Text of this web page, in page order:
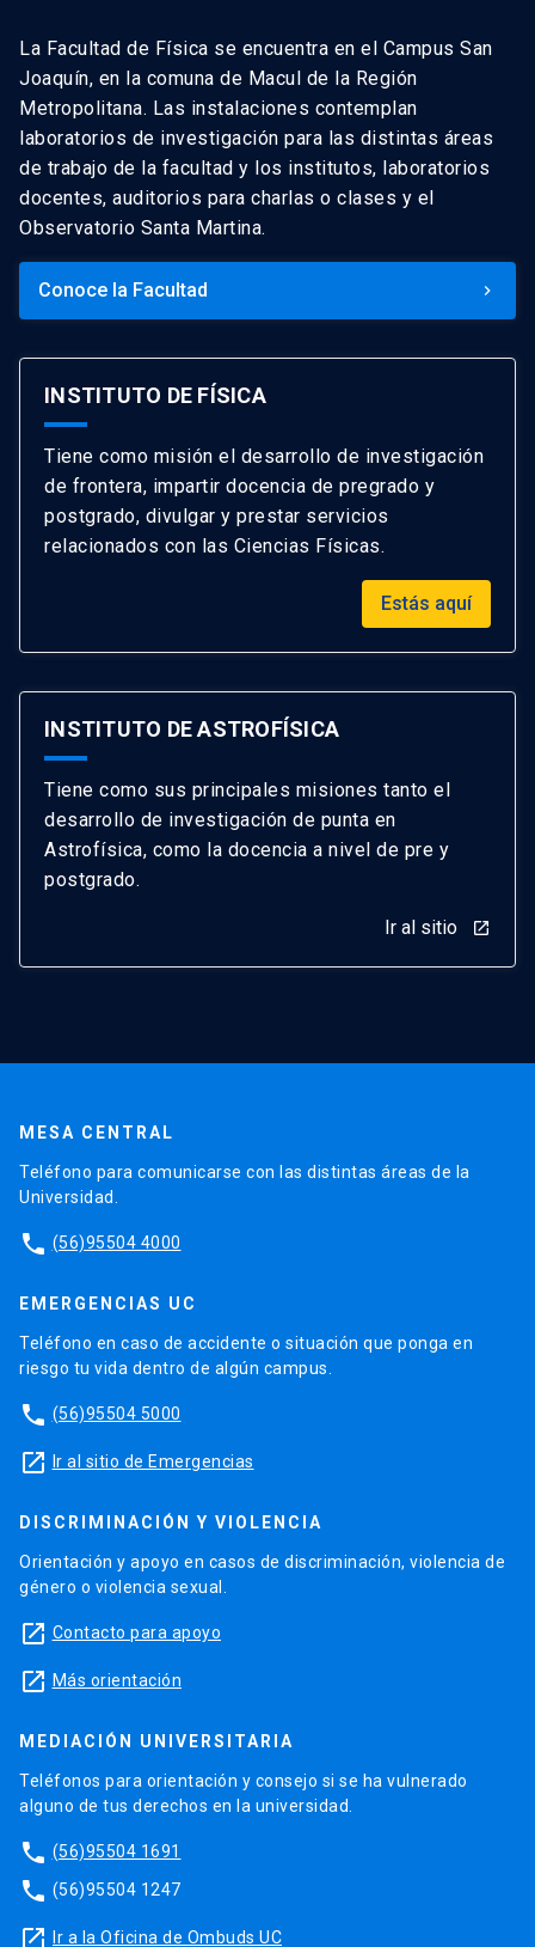
La Facultad de Física se encuentra en el Campus San
Joaquín, en la comuna de Macul de la Región
Metropolitana. Las instalaciones contemplan
laboratorios de investigación para las distintas áreas
de trabajo de la facultad y los institutos, laboratorios
docentes, auditorios para charlas o clases y el
Observatorio Santa Martina.
Conoce la Facultad keyboard_arrow_right
INSTITUTO DE FÍSICA
Tiene como misión el desarrollo de investigación
de frontera, impartir docencia de pregrado y
postgrado, divulgar y prestar servicios
relacionados con las Ciencias Físicas.
Estás aquí
INSTITUTO DE ASTROFÍSICA
Tiene como sus principales misiones tanto el
desarrollo de investigación de punta en
Astrofísica, como la docencia a nivel de pre y
postgrado.
Ir al sitio launch
MESA CENTRAL
Teléfono para comunicarse con las distintas áreas de la
Universidad.
phone (56)95504 4000
EMERGENCIAS UC
Teléfono en caso de accidente o situación que ponga en
riesgo tu vida dentro de algún campus.
phone (56)95504 5000
launch Ir al sitio de Emergencias
DISCRIMINACIÓN Y VIOLENCIA
Orientación y apoyo en casos de discriminación, violencia de
género o violencia sexual.
launch Contacto para apoyo
launch Más orientación
MEDIACIÓN UNIVERSITARIA
Teléfonos para orientación y consejo si se ha vulnerado
alguno de tus derechos en la universidad.
phone (56)95504 1691
phone (56)95504 1247
launch Ir a la Oficina de Ombuds UC